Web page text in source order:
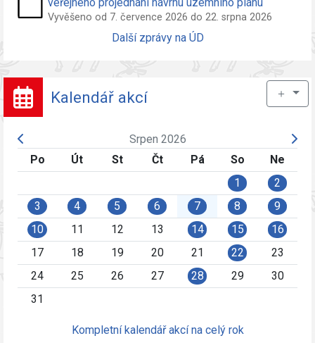
Vyvěšeno od 7. července 2026 do 22. srpna 2026
Další zprávy na ÚD
Kalendář akcí ＋
Srpen 2026
Po
Út St Čt Pá So
Ne
1
2
3
4 5 6 7 8
9
10
11 12 13 14 15
16
17
18 19 20 21 22
23
24
25 26 27 28 29
30
31
Kompletní kalendář akcí na celý rok